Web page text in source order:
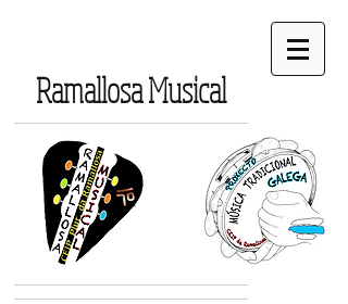
Ramallosa Musical